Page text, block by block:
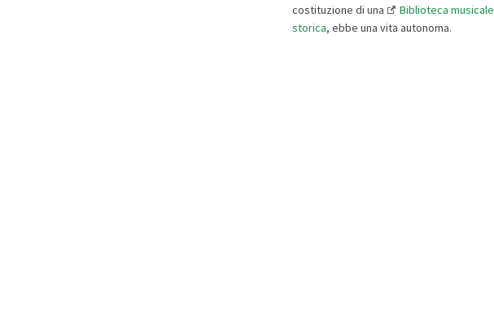
costituzione di una
Biblioteca musicale
storica, ebbe una vita autonoma.